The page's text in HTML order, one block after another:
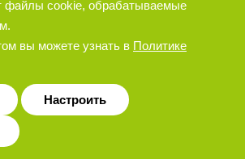
ул. Молдавская, дом 5,
строение 2
НА РАССЫЛКУ
КОНФИДЕНЦИАЛЬНОСТИ
файлы cookie, обрабатываемые
вы можете узнать в Политике
Настроить